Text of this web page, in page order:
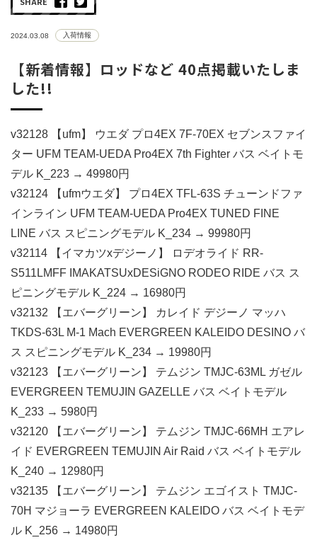
2024.03.08 入荷情報
【新着情報】ロッドなど 40点掲載いたしま
した!!
v32128 【ufm】 ウエダ プロ4EX 7F-70EX セブンスファイ
ター UFM TEAM-UEDA Pro4EX 7th Fighter バス ベイトモ
デル K_223 → 49980円
v32124 【ufmウエダ】 プロ4EX TFL-63S チューンドファ
インライン UFM TEAM-UEDA Pro4EX TUNED FINE
LINE バス スピニングモデル K_234 → 99980円
v32114 【イマカツxデジーノ】 ロデオライド RR-
S511LMFF IMAKATSUxDESiGNO RODEO RIDE バス ス
ピニングモデル K_224 → 16980円
v32132 【エバーグリーン】 カレイド デジーノ マッハ
TKDS-63L M-1 Mach EVERGREEN KALEIDO DESINO バ
ス スピニングモデル K_234 → 19980円
v32123 【エバーグリーン】 テムジン TMJC-63ML ガゼル
EVERGREEN TEMUJIN GAZELLE バス ベイトモデル
K_233 → 5980円
v32120 【エバーグリーン】 テムジン TMJC-66MH エアレ
イド EVERGREEN TEMUJIN Air Raid バス ベイトモデル
K_240 → 12980円
v32135 【エバーグリーン】 テムジン エゴイスト TMJC-
70H マジョーラ EVERGREEN KALEIDO バス ベイトモデ
ル K_256 → 14980円